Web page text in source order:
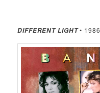
DIFFERENT LIGHT• 1986